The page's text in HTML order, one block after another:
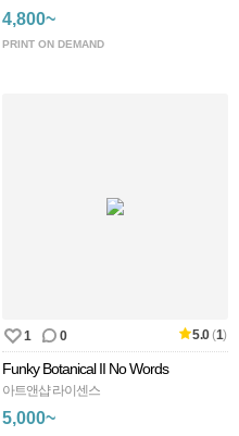
4,800~
PRINT ON DEMAND
1 0 5.0(1)
Funky Botanical II No Words
아트앤샵 라이센스
5,000~